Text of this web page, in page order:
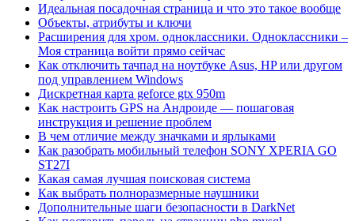
Идеальная посадочная страница и что это такое вообще
Объекты, атрибуты и ключи
Расширения для хром. одноклассники. Одноклассники –
Моя страница войти прямо сейчас
Как отключить тачпад на ноутбуке Asus, HP или другом
под управлением Windows
Дискретная карта geforce gtx 950m
Как настроить GPS на Андроиде — пошаговая
инструкция и решение проблем
В чем отличие между значками и ярлыками
Как разобрать мобильный телефон SONY XPERIA GO
ST27I
Какая самая лучшая поисковая система
Как выбрать полноразмерные наушники
Дополнительные шаги безопасности в DarkNet